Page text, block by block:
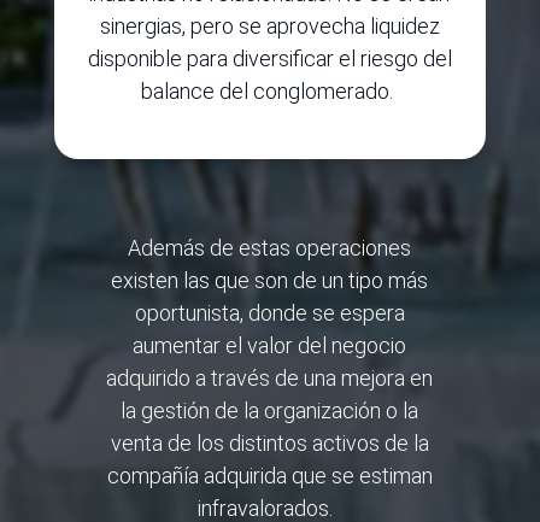
sinergias, pero se aprovecha liquidez
disponible para diversificar el riesgo del
balance del conglomerado.
Además de estas operaciones
existen las que son de un tipo más
oportunista, donde se espera
aumentar el valor del negocio
adquirido a través de una mejora en
la gestión de la organización o la
venta de los distintos activos de la
compañía adquirida que se estiman
infravalorados.